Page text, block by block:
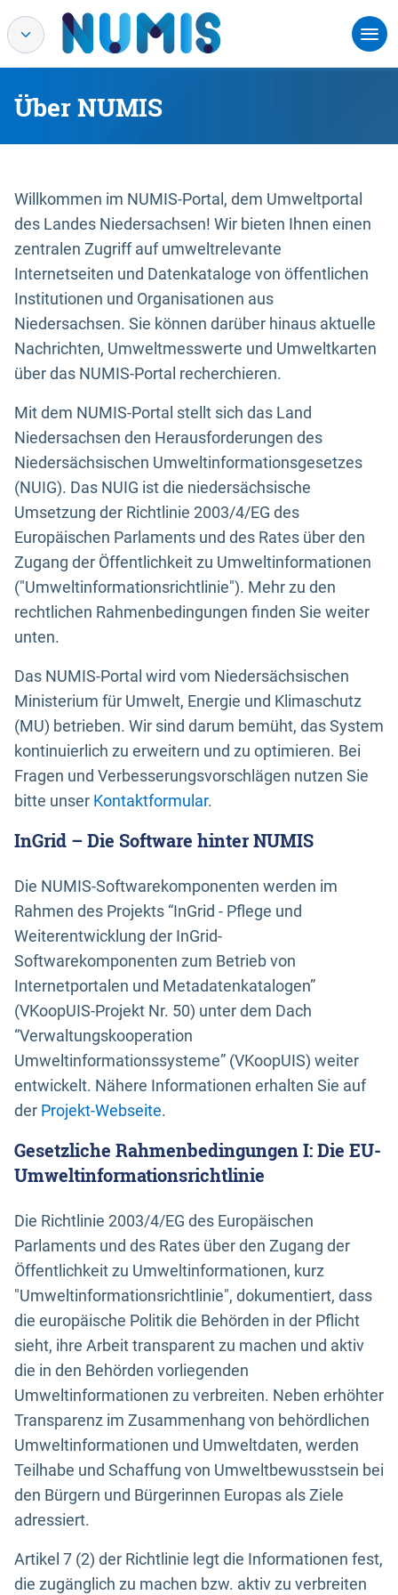
Über NUMIS
Willkommen im NUMIS-Portal, dem Umweltportal
des Landes Niedersachsen! Wir bieten Ihnen einen
zentralen Zugriff auf umweltrelevante
Internetseiten und Datenkataloge von öffentlichen
Institutionen und Organisationen aus
Niedersachsen. Sie können darüber hinaus aktuelle
Nachrichten, Umweltmesswerte und Umweltkarten
über das NUMIS-Portal recherchieren.
Mit dem NUMIS-Portal stellt sich das Land
Niedersachsen den Herausforderungen des
Niedersächsischen Umweltinformationsgesetzes
(NUIG). Das NUIG ist die niedersächsische
Umsetzung der Richtlinie 2003/4/EG des
Europäischen Parlaments und des Rates über den
Zugang der Öffentlichkeit zu Umweltinformationen
("Umweltinformationsrichtlinie"). Mehr zu den
rechtlichen Rahmenbedingungen finden Sie weiter
unten.
Das NUMIS-Portal wird vom Niedersächsischen
Ministerium für Umwelt, Energie und Klimaschutz
(MU) betrieben. Wir sind darum bemüht, das System
kontinuierlich zu erweitern und zu optimieren. Bei
Fragen und Verbesserungsvorschlägen nutzen Sie
bitte unser Kontaktformular.
InGrid – Die Software hinter NUMIS
Die NUMIS-Softwarekomponenten werden im
Rahmen des Projekts “InGrid - Pflege und
Weiterentwicklung der InGrid-
Softwarekomponenten zum Betrieb von
Internetportalen und Metadatenkatalogen”
(VKoopUIS-Projekt Nr. 50) unter dem Dach
“Verwaltungskooperation
Umweltinformationssysteme” (VKoopUIS) weiter
entwickelt. Nähere Informationen erhalten Sie auf
der Projekt-Webseite.
Gesetzliche Rahmenbedingungen I: Die EU-
Umweltinformationsrichtlinie
Die Richtlinie 2003/4/EG des Europäischen
Parlaments und des Rates über den Zugang der
Öffentlichkeit zu Umweltinformationen, kurz
"Umweltinformationsrichtlinie", dokumentiert, dass
die europäische Politik die Behörden in der Pflicht
sieht, ihre Arbeit transparent zu machen und aktiv
die in den Behörden vorliegenden
Umweltinformationen zu verbreiten. Neben erhöhter
Transparenz im Zusammenhang von behördlichen
Umweltinformationen und Umweltdaten, werden
Teilhabe und Schaffung von Umweltbewusstsein bei
den Bürgern und Bürgerinnen Europas als Ziele
adressiert.
Artikel 7 (2) der Richtlinie legt die Informationen fest,
die zugänglich zu machen bzw. aktiv zu verbreiten